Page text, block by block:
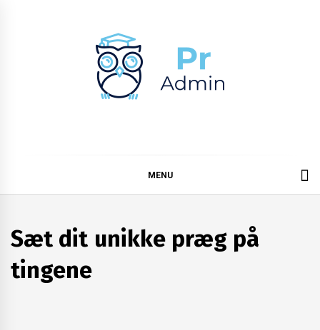
MENU
Sæt dit unikke præg på
tingene